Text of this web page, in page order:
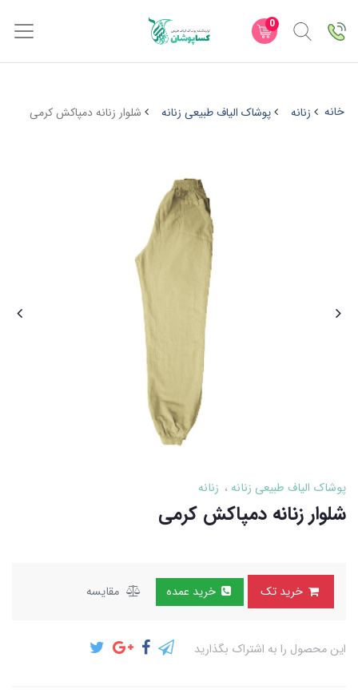
0
خانه زنانه پوشاک الیاف طبیعی زنانه شلوار زنانه دمپاکش کرمی
پوشاک الیاف طبیعی زنانه زنانه
شلوار زنانه دمپاکش کرمی
خرید تک خرید عمده مقایسه
این محصول را به اشتراک بگذارید